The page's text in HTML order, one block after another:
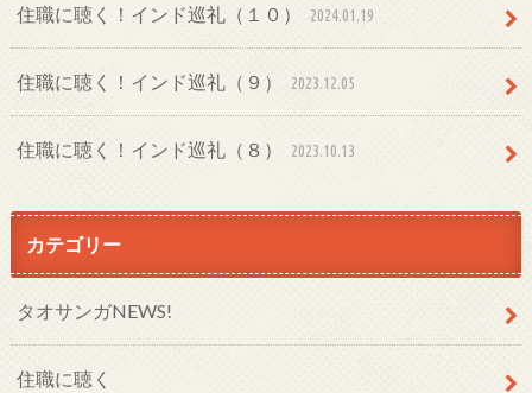
住職に聴く！インド巡礼（１０） 2024.01.19
住職に聴く！インド巡礼（９） 2023.12.05
住職に聴く！インド巡礼（８） 2023.10.13
カテゴリー
タオサンガNEWS!
住職に聴く